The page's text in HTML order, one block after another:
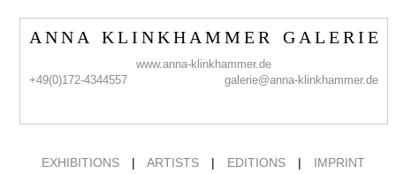
A N N A K L I N K H A M M E R G A L E R I E
www.anna-klinkhammer.de
+49(0)172-4344557
galerie@anna-klinkhammer.de
EXHIBITIONS | ARTISTS | EDITIONS | IMPRINT